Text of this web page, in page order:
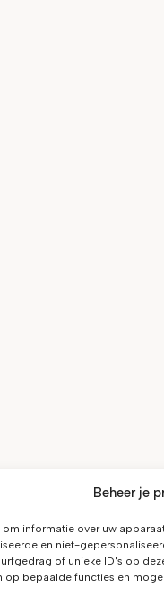
Beheer je
informatie over uw
en niet-
of unieke ID's op
op bepaalde functies en